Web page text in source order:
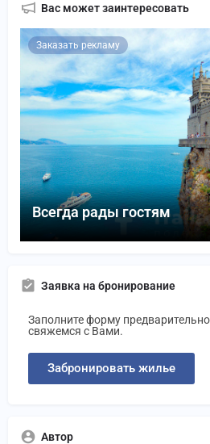
Вас может заинтересовать
Заказать рекламу
Всегда рады гостям
Заявка на бронирование
Заполните форму
свяжемся с Вами.
Забронировать жилье
Автор